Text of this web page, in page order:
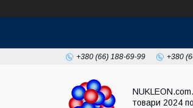
+380 (66) 188-69-99 +380
товари 2024